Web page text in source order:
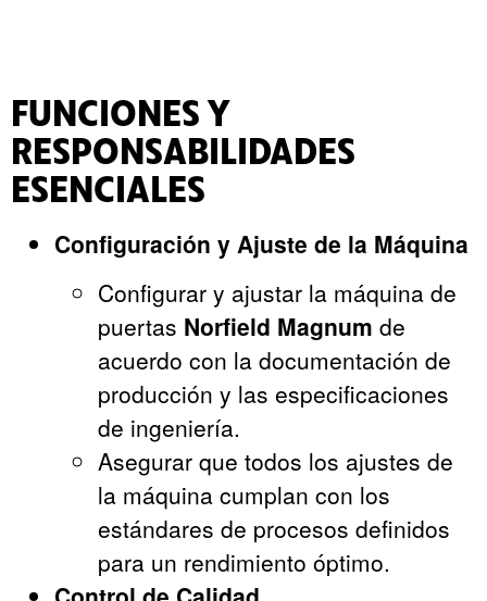
FUNCIONES Y
RESPONSABILIDADES
ESENCIALES
Configuración y Ajuste de la Máquina
Configurar y ajustar la máquina de
puertas Norfield Magnum de
acuerdo con la documentación de
producción y las especificaciones
de ingeniería.
Asegurar que todos los ajustes de
la máquina cumplan con los
estándares de procesos definidos
para un rendimiento óptimo.